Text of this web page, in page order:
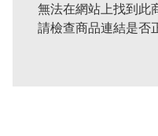
無法在網站上找到此
請檢查商品連結是否